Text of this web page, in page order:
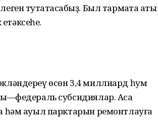
туҡтатасаҡбыҙ. Был тармаҡта ҡаты
өсөн 3,4 миллиард һум
субсидиялар. Аҡса
һәм ауыл парктарын ремонтлауға